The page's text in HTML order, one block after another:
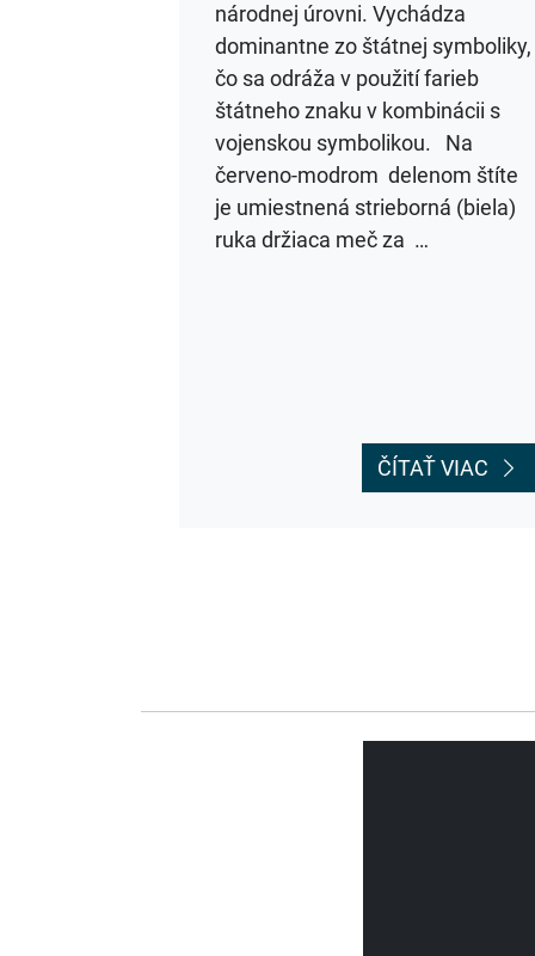
národnej úrovni. Vychádza
dominantne zo štátnej symboliky,
čo sa odráža v použití farieb
štátneho znaku v kombinácii s
vojenskou symbolikou. Na
červeno-modrom delenom štíte
je umiestnená strieborná (biela)
ruka držiaca meč za …
ČÍTAŤ VIAC